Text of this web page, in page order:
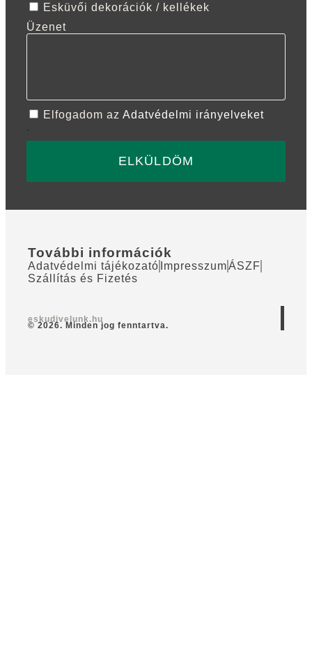
Esküvői dekorációk / kellékek
Üzenet
Elfogadom az Adatvédelmi irányelveket
ELKÜLDÖM
További információk
Adatvédelmi tájékozató ImpresszumÁSZF
Szállítás és Fizetés
eskudjvelunk.hu
© 2026. Minden jog fenntartva.